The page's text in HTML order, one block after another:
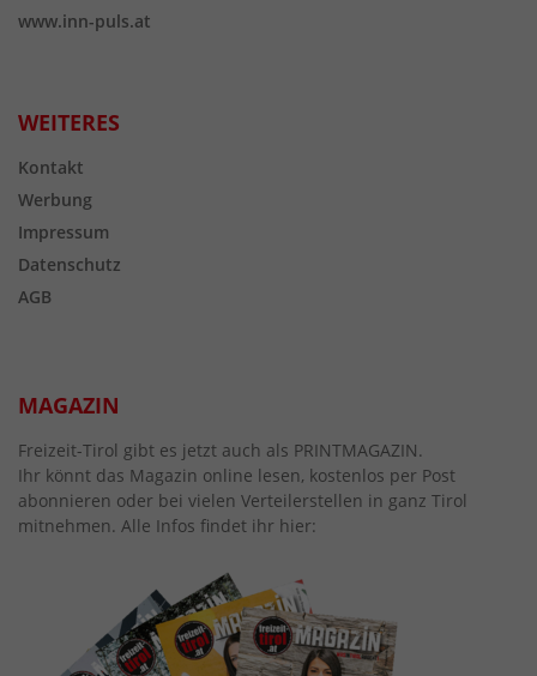
www.inn-puls.at
WEITERES
Kontakt
Werbung
Impressum
Datenschutz
AGB
MAGAZIN
Freizeit-Tirol gibt es jetzt auch als PRINTMAGAZIN.
Ihr könnt das Magazin online lesen, kostenlos per Post
abonnieren oder bei vielen Verteilerstellen in ganz Tirol
mitnehmen. Alle Infos findet ihr hier: